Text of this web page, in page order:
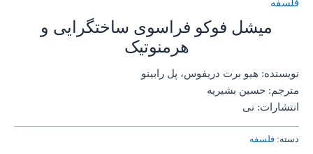
فلسفه
میشل فوکو فراسوی ساختگرایی و
هرمنوتیک
نویسنده: هیو برت دریفوس، پل رابینو
مترجم: حسین بشیریه
انتشارات: نی
دسته: فلسفه